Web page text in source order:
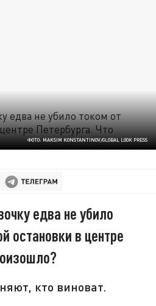
ФОТО: MAKSIM KONSTANTINOV/GLOBAL LOOK PRESS
едва не убило
остановки в центре
кто виноват.